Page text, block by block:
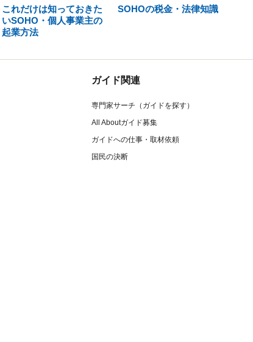
これだけは知っておきた
いSOHO・個人事業主の
起業方法
SOHOの税金・法律知識
ガイド関連
専門家サーチ（ガイドを探す）
All Aboutガイド募集
ガイドへの仕事・取材依頼
国民の決断